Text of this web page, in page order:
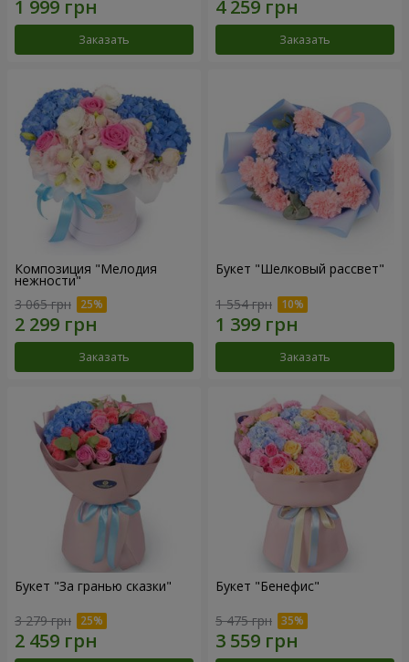
Заказать Заказать
Композиция "Мелодия
нежности"
3 065 грн
Заказать
Букет "Шелковый рассвет"
1 554 грн
Заказать
Букет "За гранью сказки"
3 279 грн
Букет "Бенефис"
5 475 грн